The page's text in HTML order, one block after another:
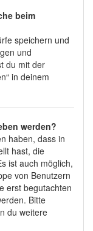
beim
speichern und
und
du mit der
in deinem
werden?
haben, dass in
hast, die
ist auch möglich,
von Benutzern
erst begutachten
Bitte
du weitere